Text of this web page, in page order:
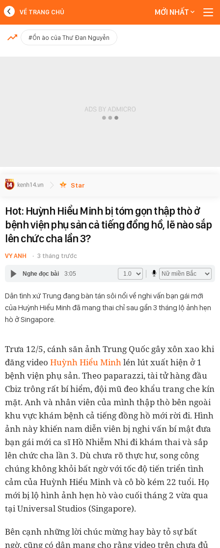
MỚI NHẤT
VỀ TRANG CHỦ MỚI NHẤT
#Ồn ào của Thư Đan Nguyễn
Star
Hot: Huỳnh Hiểu Minh bị tóm gọn thập thò ở
bệnh viện phụ sản cả tiếng đồng hồ, lẽ nào sắp
lên chức cha lần 3?
VY ANH 3 tháng trước
Nghe đọc bài 3:05
Dân tình xứ Trung đang bàn tán sôi nổi về nghi vấn bạn gái mới
của Huỳnh Hiểu Minh đã mang thai chỉ sau gần 3 tháng lộ ảnh hẹn
hò ở Singapore.
Trưa 12/5, cánh săn ảnh Trung Quốc gây xôn xao khi
đăng video Huỳnh Hiểu Minhlén lút xuất hiện ở 1
bệnh viện phụ sản. Theo paparazzi, tài tử hàng đầu
Cbiz trông rất bí hiểm, đội mũ đeo khẩu trang che kín
mặt. Anh và nhân viên của mình thập thò bên ngoài
khu vực khám bệnh cả tiếng đồng hồ mới rời đi. Hình
ảnh này khiến nam diễn viên bị nghi vấn bí mật đưa
bạn gái mới ca sĩ Hồ Nhiễm Nhi đi khám thai và sắp
lên chức cha lần 3. Dù chưa rõ thực hư, song công
chúng không khỏi bất ngờ với tốc độ tiến triển tình
cảm của Huỳnh Hiểu Minh và cô bồ kém 22 tuổi. Họ
mới bị lộ hình ảnh hẹn hò vào cuối tháng 2 vừa qua
tại Universal Studios (Singapore).
Bên cạnh những lời chúc mừng hay bày tỏ sự bất
ngờ, cũng có dân mạng cho rằng video trên chưa đủ